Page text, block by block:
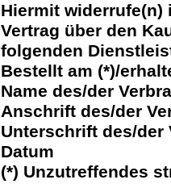
Hiermit widerrufe(n)
Vertrag über den
folgenden
Bestellt am (*)/
Name des/der
Anschrift des/der
Unterschrift des/der
Datum
(*) Unzutreffendes